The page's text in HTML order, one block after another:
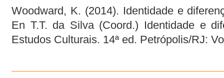
Woodward, K. (2014). Identidade e
En T.T. da Silva (Coord.) Identidade e
Estudos Culturais. 14ª ed. Petrópolis/RJ: